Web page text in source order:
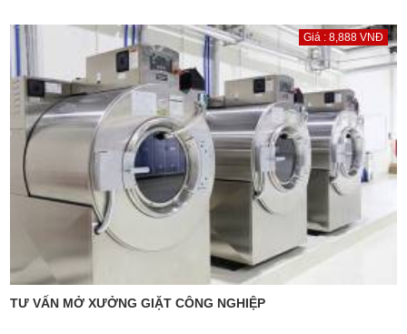
Giá : 8,888 VNĐ
TƯ VẤN MỞ XƯỞNG GIẶT CÔNG NGHIỆP